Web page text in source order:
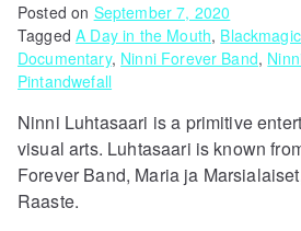
Posted on September 7, 2020
TaggedA Day in the Mouth,
Documentary, Ninni Forever Band,
Pintandwefall
Ninni Luhtasaari is a primitive
visual arts. Luhtasaari is known
Forever Band, Maria ja
Raaste.